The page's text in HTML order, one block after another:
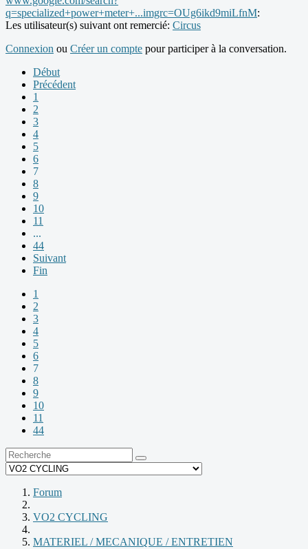
q=specialized+power+meter+...imgrc=OUg6ikd9miLfnM:
Les utilisateur(s) suivant ont remercié: Circus
Connexion ou Créer un compte pour participer à la conversation.
Début
Précédent
1
2
3
4
5
6
7
8
9
10
11
...
44
Suivant
Fin
1
2
3
4
5
6
7
8
9
10
11
44
Forum
VO2 CYCLING
MATERIEL / MECANIQUE / ENTRETIEN